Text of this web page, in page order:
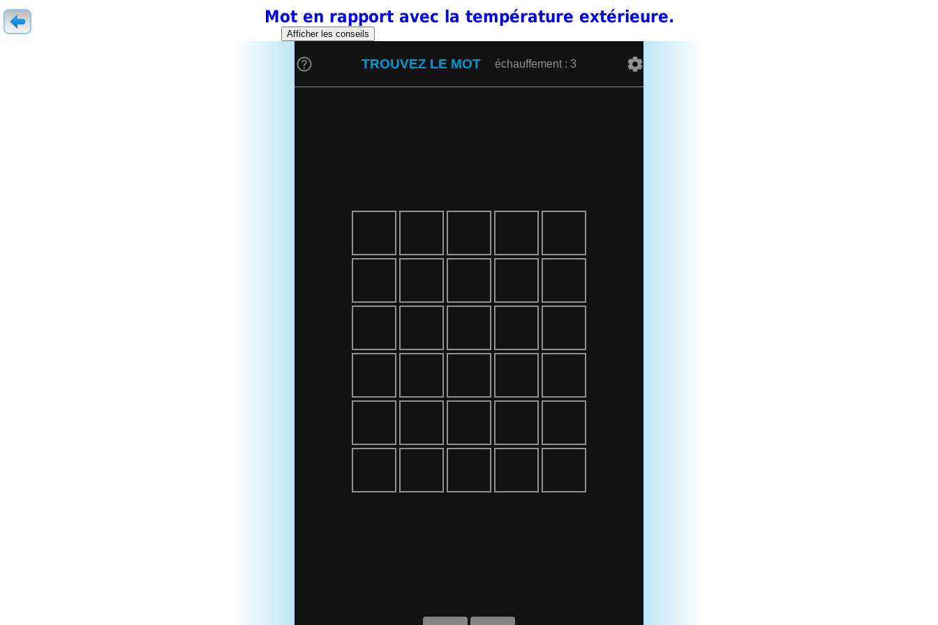
Mot en rapport avec la température extérieure.
Afficher les conseils
TROUVEZ LE MOT échauffement : 3